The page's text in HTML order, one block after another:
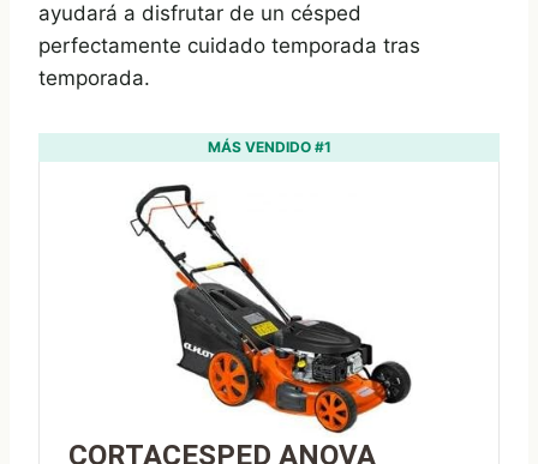
ayudará a disfrutar de un césped
perfectamente cuidado temporada tras
temporada.
MÁS VENDIDO #1
CORTACESPED ANOVA